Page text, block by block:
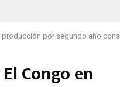
producción por segundo año
Congo en